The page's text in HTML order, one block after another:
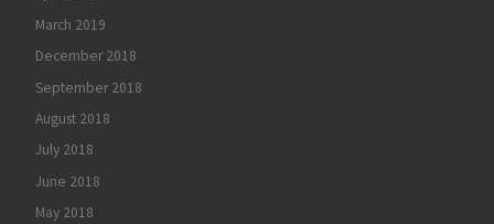
March 2019
December 2018
September 2018
August 2018
July 2018
June 2018
May 2018